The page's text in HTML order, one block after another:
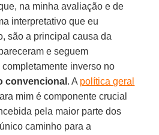
na minha avaliação e de
interpretativo que eu
são a principal causa da
e seguem
inverso no
convencional . A política geral
mim é componente crucial
pela maior parte dos
caminho para a